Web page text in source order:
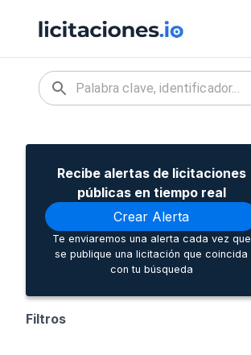
Recibe alertas de licitaciones
públicas en tiempo real
Crear Alerta
Te enviaremos una alerta cada vez que
se publique una licitación que coincida
con tu búsqueda
Filtros